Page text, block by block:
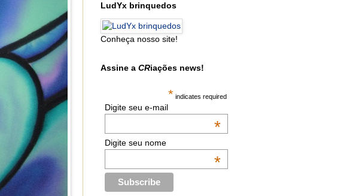
LudYx brinquedos
Conheça nosso site!
Assine a CRiações news!
* indicates required
Digite seu e-mail
*
Digite seu nome
*